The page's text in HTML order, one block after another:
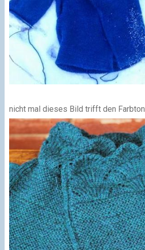
nicht mal dieses Bild trifft den Farbton